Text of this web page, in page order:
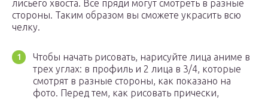
лисьего хвоста. Все пряди могут смотреть в разные
стороны. Таким образом вы сможете украсить всю
челку.
Чтобы начать рисовать, нарисуйте лица аниме в
трех углах: в профиль и 2 лица в 3/4, которые
смотрят в разные стороны, как показано на
фото. Перед тем, как рисовать прически,